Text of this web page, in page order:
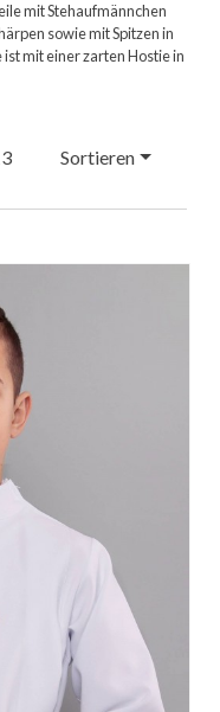
mit Stehaufmännchen
sowie mit Spitzen in
mit einer zarten Hostie in
Sortieren